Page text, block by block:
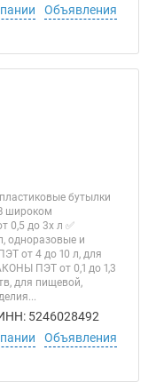
Объявления
бутылки
широком
0,5 до 3х л ✅
одноразовые и
от 4 до 10 л, для
ПЭТ от 0,1 до 1,3
для пищевой,
5246028492
Объявления